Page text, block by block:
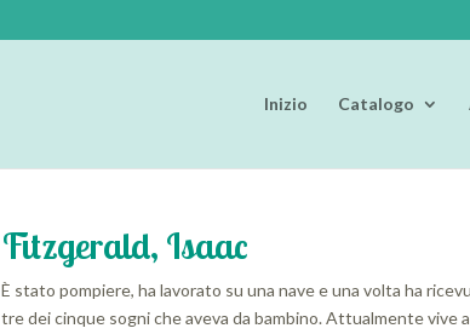
Inizio Catalogo
Fitzgerald, Isaac
È stato pompiere, ha lavorato su una nave e una volta ha
tre dei cinque sogni che aveva da bambino. Attualmente vive